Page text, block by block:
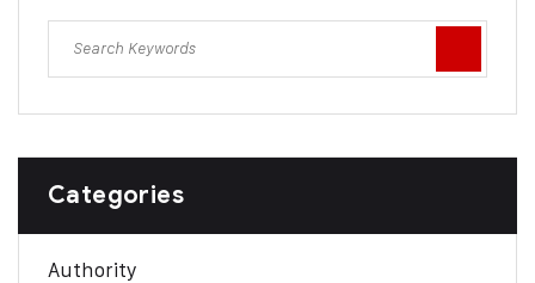
Categories
Authority